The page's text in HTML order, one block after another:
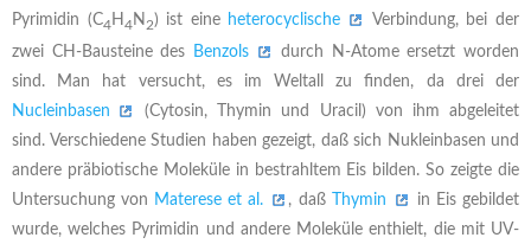
Pyrimidin (C4 H 4 N 2) ist eine heterocyclische
Verbindung, bei der
zwei CH-Bausteine des
Benzols
durch N-Atome ersetzt worden
sind. Man hat versucht, es im Weltall zu finden, da drei der
Nucleinbasen
(Cytosin, Thymin und Uracil) von ihm abgeleitet
sind. Verschiedene Studien haben gezeigt, daß sich Nukleinbasen und
andere präbiotische Moleküle in bestrahltem Eis bilden. So zeigte die
Untersuchung von Materese et al. , daß Thymin
in Eis gebildet
wurde, welches Pyrimidin und andere Moleküle enthielt, die mit UV-